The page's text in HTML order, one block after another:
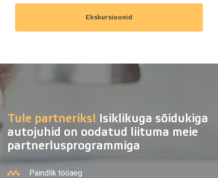
Ekskursioonid
Tule partneriks! Isiklikuga sõidukiga
autojuhid on oodatud liituma meie
partnerlusprogrammiga
Paindlik tööaeg